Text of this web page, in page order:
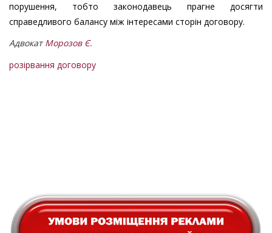
порушення, тобто законодавець прагне досягти
справедливого балансу між інтересами сторін договору.
Адвокат Морозов Є.
розірвання договору